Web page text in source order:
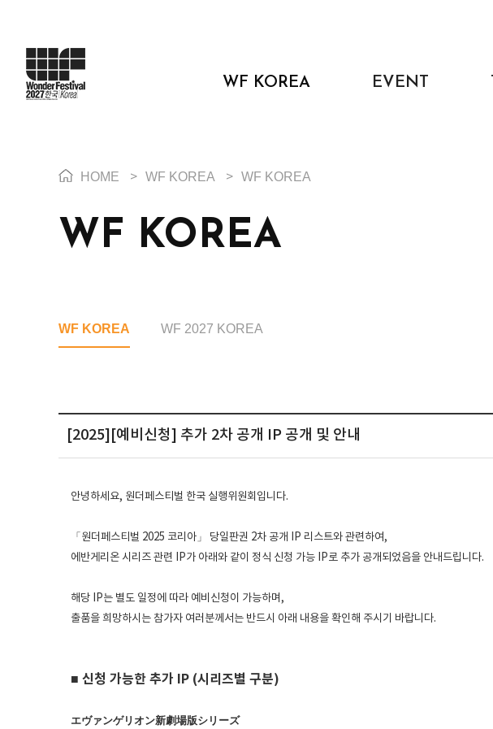
WF KOREA EVENT
HOME > WF KOREA > WF KOREA
WF KOREA
WF KOREA WF 2027 KOREA
[2025][예비신청] 추가 2차 공개 IP 공개 및 안내
안녕하세요, 원더페스티벌 한국 실행위원회입니다.
「원더페스티벌 2025 코리아」 당일판권 2차 공개 IP 리스트와 관련하여,
에반게리온 시리즈 관련 IP가 아래와 같이 정식 신청 가능 IP로 추가 공개되었음을 안내드립니다.
해당 IP는 별도 일정에 따라 예비신청이 가능하며,
출품을 희망하시는 참가자 여러분께서는 반드시 아래 내용을 확인해 주시기 바랍니다.
■ 신청 가능한 추가 IP (시리즈별 구분)
エヴァンゲリオン新劇場版シリーズ